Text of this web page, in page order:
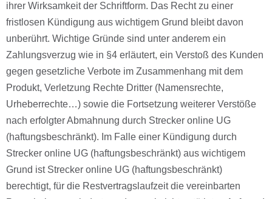
ihrer Wirksamkeit der Schriftform. Das Recht zu einer
fristlosen Kündigung aus wichtigem Grund bleibt davon
unberührt. Wichtige Gründe sind unter anderem ein
Zahlungsverzug wie in §4 erläutert, ein Verstoß des Kunden
gegen gesetzliche Verbote im Zusammenhang mit dem
Produkt, Verletzung Rechte Dritter (Namensrechte,
Urheberrechte…) sowie die Fortsetzung weiterer Verstöße
nach erfolgter Abmahnung durch Strecker online UG
(haftungsbeschränkt). Im Falle einer Kündigung durch
Strecker online UG (haftungsbeschränkt) aus wichtigem
Grund ist Strecker online UG (haftungsbeschränkt)
berechtigt, für die Restvertragslaufzeit die vereinbarten